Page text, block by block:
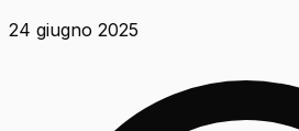
24 giugno 2025